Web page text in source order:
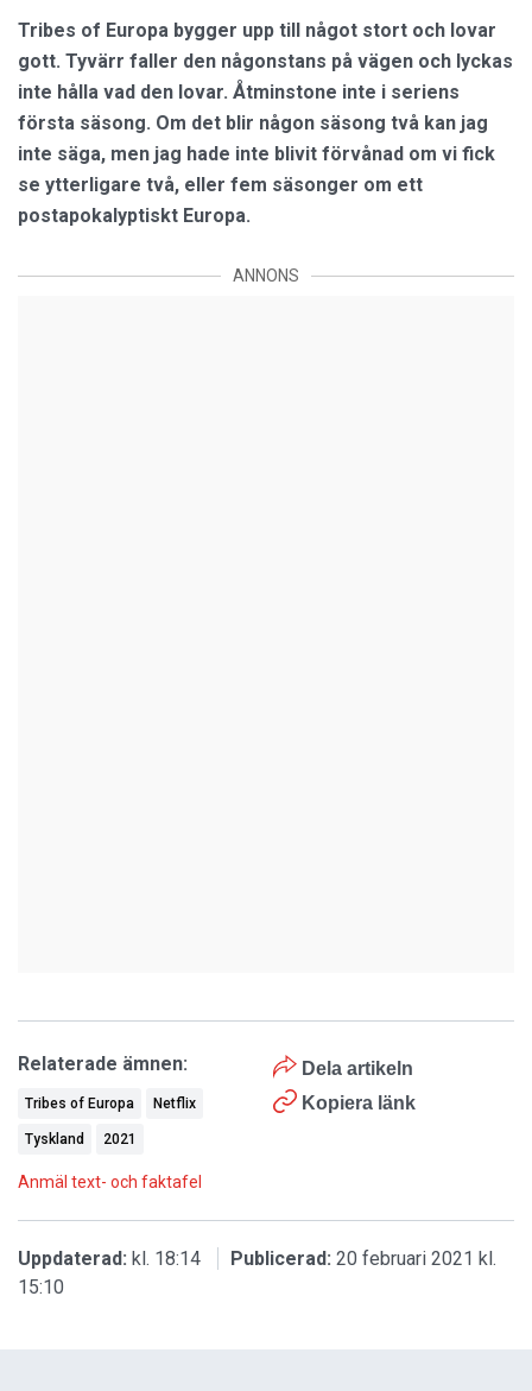
Tribes of Europa bygger upp till något stort och lovar
gott. Tyvärr faller den någonstans på vägen och lyckas
inte hålla vad den lovar. Åtminstone inte i seriens
första säsong. Om det blir någon säsong två kan jag
inte säga, men jag hade inte blivit förvånad om vi fick
se ytterligare två, eller fem säsonger om ett
postapokalyptiskt Europa.
ANNONS
Dela artikeln
Kopiera länk
Relaterade ämnen:
Tribes of Europa Netflix
Tyskland 2021
Anmäl text- och faktafel
Uppdaterad: kl. 18:14 Publicerad: 20 februari 2021 kl.
15:10